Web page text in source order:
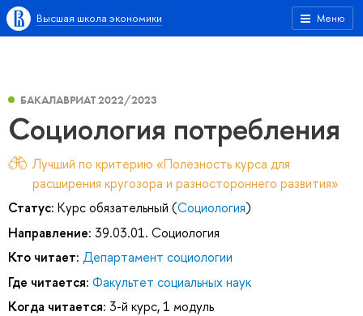
Меню
Высшая школа экономики
БАКАЛАВРИАТ 2022/2023
Социология потребления
Лучший по критерию «Полезность курса для
расширения кругозора и разностороннего развития»
Статус: Курс обязательный (Социология)
Направление: 39.03.01. Социология
Кто читает: Департамент социологии
Где читается: Факультет социальных наук
Когда читается: 3-й курс, 1 модуль